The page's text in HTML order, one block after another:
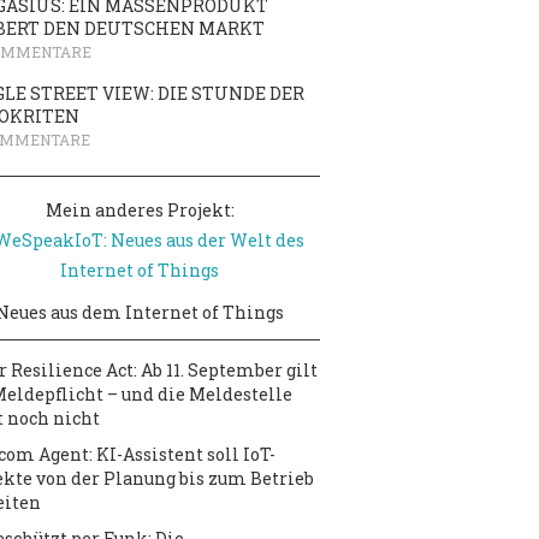
EIN MASSENPRODUKT
DEN DEUTSCHEN MARKT
STREET VIEW: DIE STUNDE DER
Mein anderes Projekt:
aus dem Internet of Things
Resilience Act: Ab 11. September gilt
– und die Meldestelle
noch nicht
Agent: KI-Assistent soll IoT-
von der Planung bis zum Betrieb